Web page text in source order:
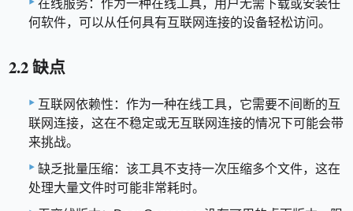
在线服务：作为一种在线工具，用户无需下载或安装任
何软件，可以从任何具有互联网连接的设备轻松访问。
2.2 缺点
互联网依赖性：作为一种在线工具，它需要不间断的互
联网连接，这在不稳定或无互联网连接的情况下可能会带
来挑战。
缺乏批量压缩：该工具不支持一次压缩多个文件，这在
处理大量文件时可能非常耗时。